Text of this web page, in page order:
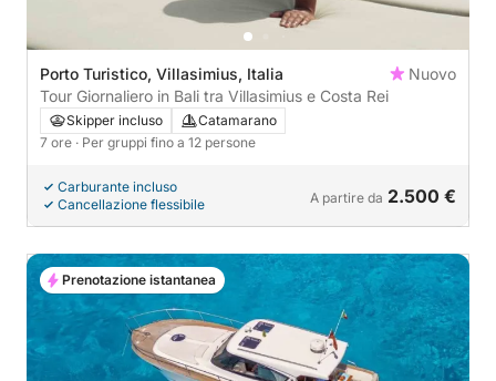
Porto Turistico, Villasimius, Italia
Nuovo
Tour Giornaliero in Bali tra Villasimius e Costa Rei
Skipper incluso
Catamarano
7 ore · Per gruppi fino a 12 persone
Carburante incluso
Cancellazione flessibile
A partire da 2.500 €
Prenotazione istantanea